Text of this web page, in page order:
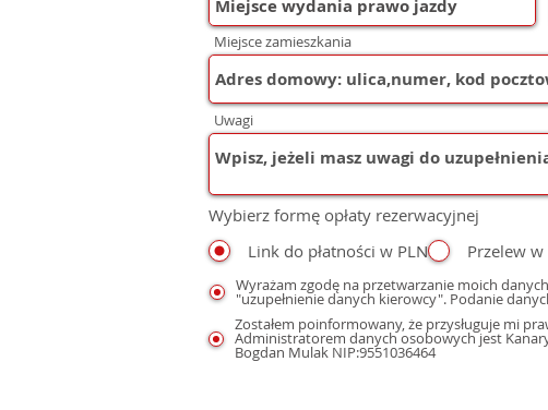
Miejsce zamieszkania
Uwagi
Wybierz formę opłaty rezerwacyjnej
Link do płatności w PLN
Przelew w
Wyrażam zgodę na przetwarzanie moich
"uzupełnienie danych kierowcy". Podanie
Zostałem poinformowany, że przysługuje mi
Administratorem danych osobowych jest
Bogdan Mulak NIP:9551036464